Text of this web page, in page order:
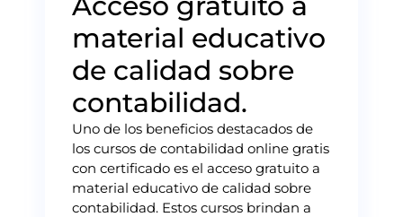
material educativo
de calidad sobre
contabilidad.
Uno de los beneficios destacados de
los cursos de contabilidad online gratis
con certificado es el acceso gratuito a
material educativo de calidad sobre
contabilidad. Estos cursos brindan a